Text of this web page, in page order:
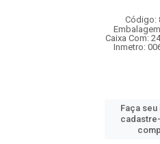
Código:
Caixa Com:
Inmetro:
Faça seu